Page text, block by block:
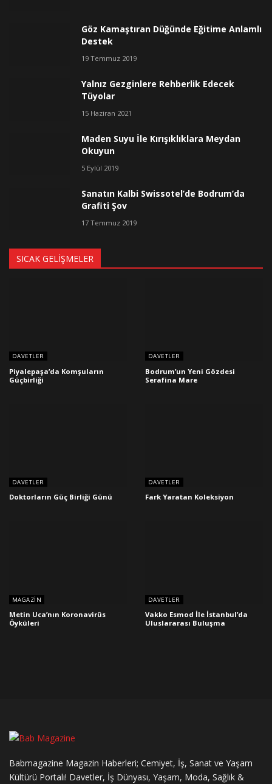
Göz Kamaştıran Düğünde Eğitime Anlamlı
Destek
19 Temmuz 2019
Yalnız Gezginlere Rehberlik Edecek
Tüyolar
15 Haziran 2021
Maden Suyu İle Kırışıklıklara Meydan
Okuyun
5 Eylül 2019
Sanatın Kalbi Swissotel’de Bodrum’da
Grafiti Şov
17 Temmuz 2019
SICAK GELIŞMELER
DAVETLER
Piyalepaşa’da Komşuların
Güçbirliği
DAVETLER
Bodrum’un Yeni Gözdesi
Serafina Mare
DAVETLER
Doktorların Güç Birliği Günü
DAVETLER
Fark Yaratan Koleksiyon
MAGAZIN
Metin Uca’nın Koronavirüs
Öyküleri
DAVETLER
Vakko Esmod İle İstanbul’da
Uluslararası Buluşma
Babmagazine Magazin Haberleri; Cemiyet, İş, Sanat ve Yaşam
Kültürü Portalı! Davetler, İş Dünyası, Yaşam, Moda, Sağlık &